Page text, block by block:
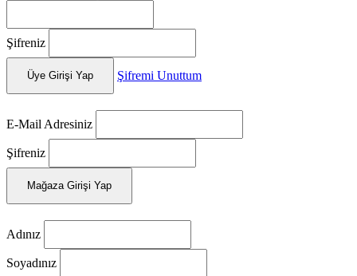
Şifreniz
Üye Girişi Yap Şifremi Unuttum
E-Mail Adresiniz
Şifreniz
Mağaza Girişi Yap
Adınız
Soyadınız